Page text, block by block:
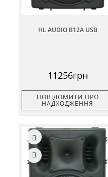
HL AUDIO B12A USB
11256грн
ПОВІДОМИТИ ПРО
НАДХОДЖЕННЯ